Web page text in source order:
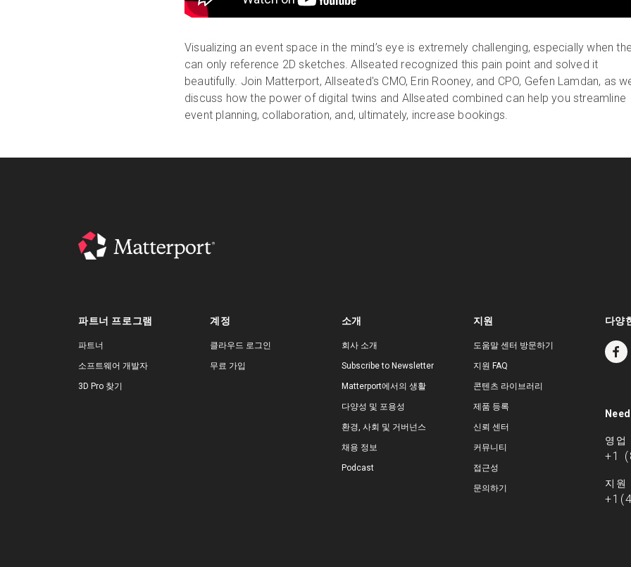
Visualizing an event space in the mind’s eye is extremely challenging, especially when
can only reference 2D sketches. Allseated recognized this pain point and solved it
beautifully. Join Matterport, Allseated's CMO, Erin Rooney, and CPO, Gefen Lamdan, as
discuss how the power of digital twins and Allseated combined can help you streamline
event planning, collaboration, and, ultimately, increase bookings.
파트너 프로그램
파트너
소프트웨어 개발자
3D Pro 찾기
계정
클라우드 로그인
무료 가입
소개
회사 소개
Subscribe to Newsletter
Matterport에서의 생활
다양성 및 포용성
환경, 사회 및 거버넌스
채용 정보
Podcast
지원
도움말 센터 방문하기
지원 FAQ
콘텐츠 라이브러리
제품 등록
신뢰 센터
커뮤니티
접근성
문의하기
다양
영업
+1
지원